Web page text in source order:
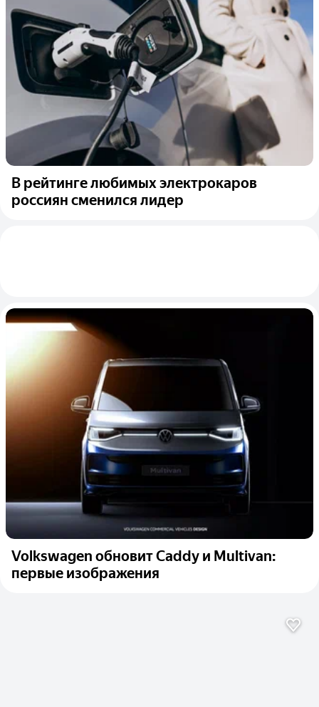
В рейтинге любимых электрокаров
россиян сменился лидер
Volkswagen обновит Caddy и Multivan:
первые изображения